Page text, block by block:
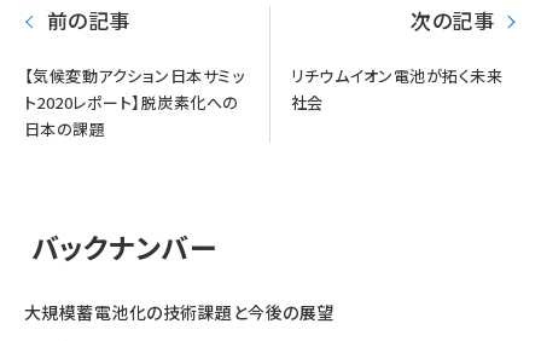
前の記事
【気候変動アクション日本サミッ
ト2020レポート】脱炭素化への
日本の課題
次の記事
リチウムイオン電池が拓く未来
社会
バックナンバー
大規模蓄電池化の技術課題と今後の展望